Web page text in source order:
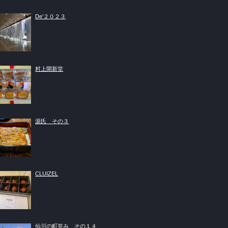
De’２０２３
村上開新堂
源氏 その３
CLUIZEL
仙川の町並み その１４